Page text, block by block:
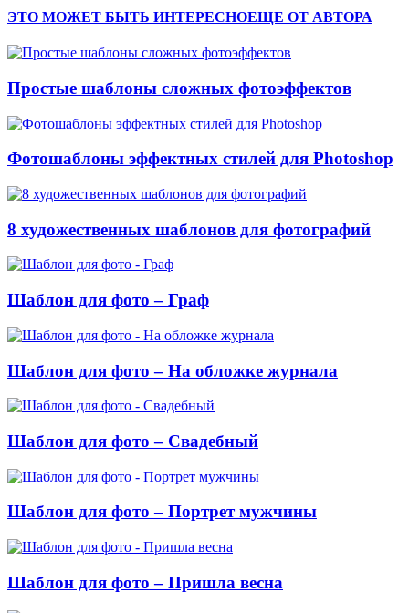
ЭТО МОЖЕТ БЫТЬ ИНТЕРЕСНОЕЩЕ ОТ АВТОРА
Простые шаблоны сложных фотоэффектов
Фотошаблоны эффектных стилей для Photoshop
8 художественных шаблонов для фотографий
Шаблон для фото – Граф
Шаблон для фото – На обложке журнала
Шаблон для фото – Свадебный
Шаблон для фото – Портрет мужчины
Шаблон для фото – Пришла весна